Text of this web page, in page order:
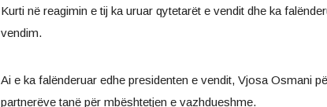
Kurti në reagimin e tij ka uruar qytetarët e vendit dhe ka
vendim.
Ai e ka falënderuar edhe presidenten e vendit, Vjosa Osmani
partnerëve tanë për mbështetjen e vazhdueshme.